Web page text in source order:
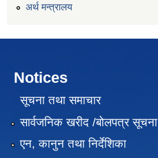
अर्थ मन्त्रालय
Notices
सूचना तथा समाचार
सार्वजनिक खरीद /बोलपत्र सूचना
एन, कानुन तथा निर्देशिका